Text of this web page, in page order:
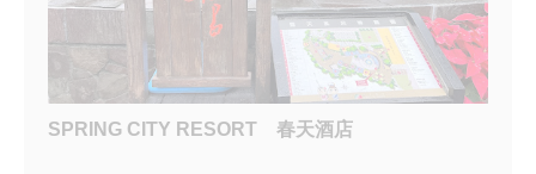
SPRING CITY RESORT 春天酒店